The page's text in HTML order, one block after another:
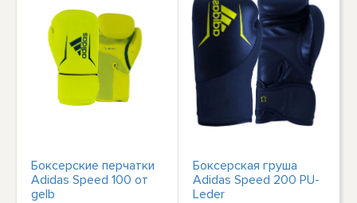
Боксерские перчатки
Adidas Speed 100 от
gelb
Боксерская груша
Adidas Speed 200 PU-
Leder